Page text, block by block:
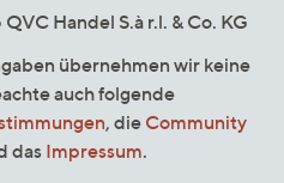
Handel S.à r.l. & Co. KG
übernehmen wir keine
auch folgende
, die Community
das Impressum.